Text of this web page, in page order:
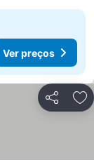
Ver preços
Partilhar